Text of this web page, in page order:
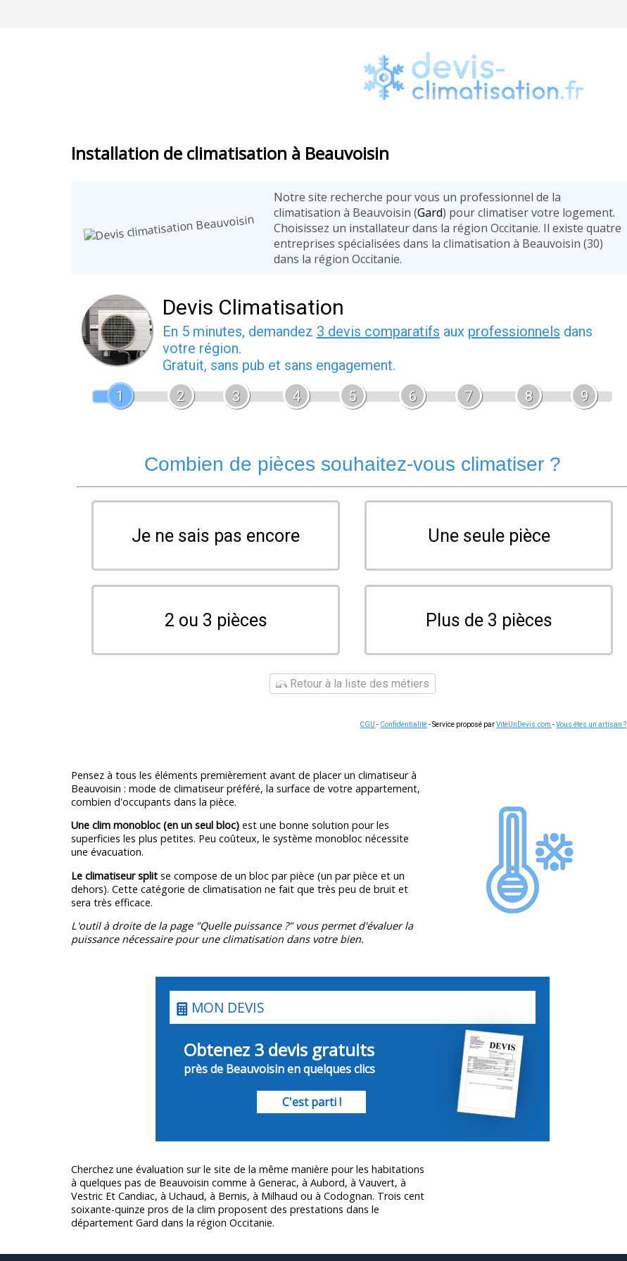
Installation de climatisation à Beauvoisin
Notre site recherche pour vous un professionnel de la
climatisation à Beauvoisin (Gard) pour climatiser votre logement.
Choisissez un installateur dans la région Occitanie. Il existe quatre
entreprises spécialisées dans la climatisation à Beauvoisin (30)
dans la région Occitanie.
Devis Climatisation
En 5 minutes, demandez 3 devis comparatifs aux professionnels dans
votre région.
Gratuit, sans pub et sans engagement.
1
2 3 4 5 6 7 8 9
Combien de pièces souhaitez-vous climatiser ?
Je ne sais pas encore Une seule pièce
2 ou 3 pièces Plus de 3 pièces
Retour à la liste des métiers
CGU - Confidentialité- Service proposé parViteUnDevis.com -Vous êtes un artisan ?
Pensez à tous les éléments premièrement avant de placer un climatiseur à
Beauvoisin : mode de climatiseur préféré, la surface de votre appartement,
combien d'occupants dans la pièce.
Une clim monobloc (en un seul bloc)est une bonne solution pour les
superficies les plus petites. Peu coûteux, le système monobloc nécessite
une évacuation.
Le climatiseur splitse compose de un bloc par pièce (un par pièce et un
dehors). Cette catégorie de climatisation ne fait que très peu de bruit et
sera très efficace.
L'outil à droite de la page "Quelle puissance ?" vous permet d'évaluer la
puissance nécessaire pour une climatisation dans votre bien.
MON DEVIS
Obtenez 3 devis gratuits
près de Beauvoisin en quelques clics
C'est parti !
Cherchez une évaluation sur le site de la même manière pour les habitations
à quelques pas de Beauvoisin comme à Generac, à Aubord, à Vauvert, à
Vestric Et Candiac, à Uchaud, à Bernis, à Milhaud ou à Codognan. Trois cent
soixante-quinze pros de la clim proposent des prestations dans le
département Gard dans la région Occitanie.